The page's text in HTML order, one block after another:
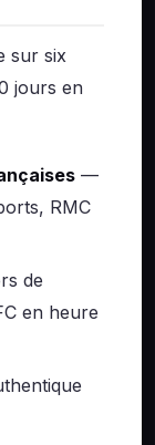
sur six
jours en
—
RMC
de
en heure